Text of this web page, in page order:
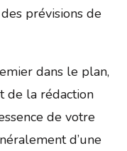
prévisions de
dans le plan,
de la rédaction
de votre
d’une